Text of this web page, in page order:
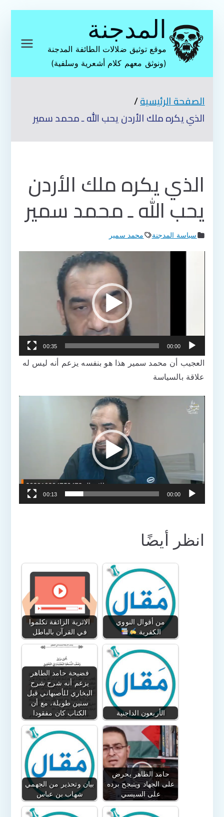
المحتوى
المدجنة
موقع توثيق ضلالات الطائفة المدجنة
(ونوثق معهم كلام أشعرية وسلفية)
الصفحة الرئيسية
الذي يكره ملك الأردن يحب الله ـ محمد سمير
الذي يكره ملك الأردن
يحب الله ـ محمد سمير
سياسة المدجنة محمد سمير
00:00
00:35
العجيب أن محمد سمير هذا هو بنفسه يزعم أنه ليس له
علاقة بالسياسة
مشغل
الفيديو
00:00
00:13
انظر أيضًا
الاثرية الزائفة تكلموا
في القرآن بالباطل
من أقوال النووي
الكفرية
فضيحة حامد الطاهر
يزعم أنه شرح شرح
البخاري للأصبهاني قبل
سنين طويلة، مع أن
الكتاب كان مفقودا
الأربعون الداجنية
بيان وتحذير من الجهمي
شهاب بن عباس
حامد الطاهر يحرض
على الجهاد ويتبجح برده
على السيسي